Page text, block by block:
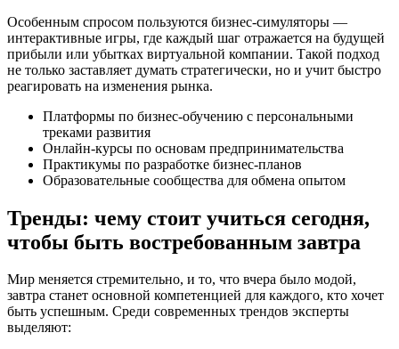
Особенным спросом пользуются бизнес-симуляторы —
интерактивные игры, где каждый шаг отражается на будущей
прибыли или убытках виртуальной компании. Такой подход
не только заставляет думать стратегически, но и учит быстро
реагировать на изменения рынка.
Платформы по бизнес-обучению с персональными
треками развития
Онлайн-курсы по основам предпринимательства
Практикумы по разработке бизнес-планов
Образовательные сообщества для обмена опытом
Тренды: чему стоит учиться сегодня,
чтобы быть востребованным завтра
Мир меняется стремительно, и то, что вчера было модой,
завтра станет основной компетенцией для каждого, кто хочет
быть успешным. Среди современных трендов эксперты
выделяют: